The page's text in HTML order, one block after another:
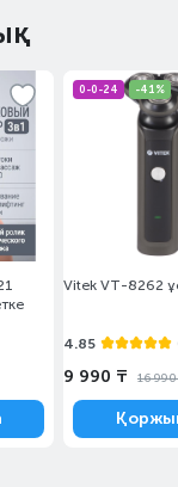
0-0-24 -41%
Vitek VT-8262
4.85
9 990 ₸ 16